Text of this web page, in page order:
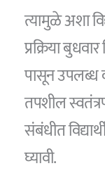
त्यामुळे अशा
प्रक्रिया
पासून
तपशील
संबंधीत
घ्यावी.